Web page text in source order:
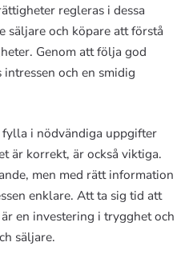
regleras i dessa
säljare och köpare att förstå
Genom att följa god
och en smidig
fylla i nödvändiga uppgifter
är korrekt, är också viktiga.
men med rätt information
enklare. Att ta sig tid att
en investering i trygghet och
säljare.